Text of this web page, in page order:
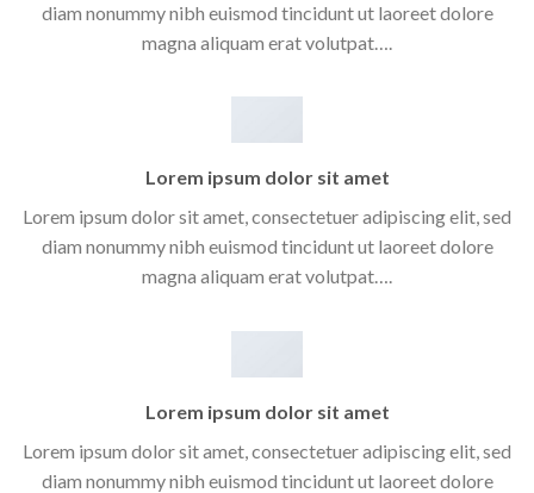
diam nonummy nibh euismod tincidunt ut laoreet dolore
magna aliquam erat volutpat….
Lorem ipsum dolor sit amet
Lorem ipsum dolor sit amet, consectetuer adipiscing elit, sed
diam nonummy nibh euismod tincidunt ut laoreet dolore
magna aliquam erat volutpat….
Lorem ipsum dolor sit amet
Lorem ipsum dolor sit amet, consectetuer adipiscing elit, sed
diam nonummy nibh euismod tincidunt ut laoreet dolore